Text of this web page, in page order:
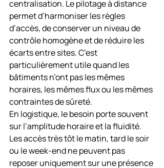
centralisation. Le pilotage à distance
permet d’harmoniser les règles
d’accès, de conserver un niveau de
contrôle homogène et de réduire les
écarts entre sites. C’est
particulièrement utile quand les
bâtiments n’ont pas les mêmes
horaires, les mêmes flux ou les mêmes
contraintes de sûreté.
En logistique, le besoin porte souvent
sur l’amplitude horaire et la fluidité.
Les accès très tôt le matin, tard le soir
ou le week-end ne peuvent pas
reposer uniquement sur une présence